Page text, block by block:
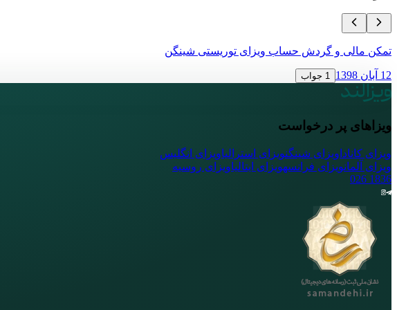
تمکن مالی و گردش حساب ویزای توریستی شینگن
12 آبان 1398 1 جواب
ویزاهای پر درخواست
ویزای کانادا ویزای شینگنویزای استرالیاویزای انگلیس
ویزای آلمانویزای فرانسهویزای ایتالیاویزای روسیه
1836